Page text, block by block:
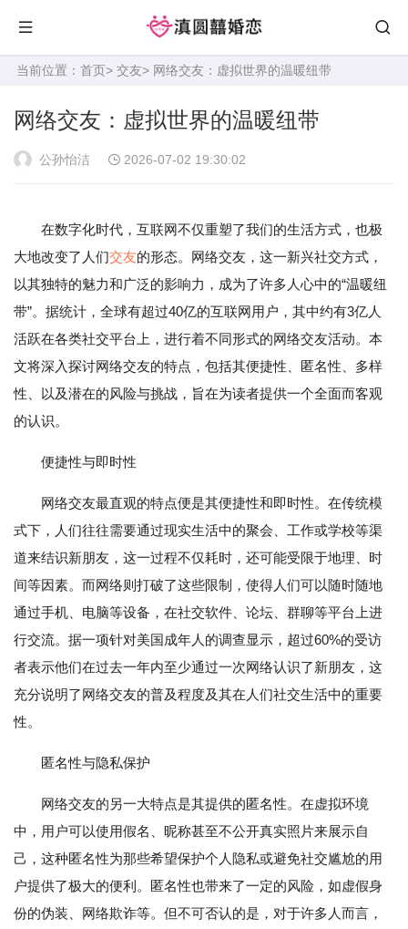
当前位置： 首页> 交友> 网络交友：虚拟世界的温暖纽带
网络交友：虚拟世界的温暖纽带
公孙怡洁 2026-07-02 19:30:02
在数字化时代，互联网不仅重塑了我们的生活方式，也极
大地改变了人们交友的形态。网络交友，这一新兴社交方式，
以其独特的魅力和广泛的影响力，成为了许多人心中的“温暖纽
带”。据统计，全球有超过40亿的互联网用户，其中约有3亿人
活跃在各类社交平台上，进行着不同形式的网络交友活动。本
文将深入探讨网络交友的特点，包括其便捷性、匿名性、多样
性、以及潜在的风险与挑战，旨在为读者提供一个全面而客观
的认识。
便捷性与即时性
网络交友最直观的特点便是其便捷性和即时性。在传统模
式下，人们往往需要通过现实生活中的聚会、工作或学校等渠
道来结识新朋友，这一过程不仅耗时，还可能受限于地理、时
间等因素。而网络则打破了这些限制，使得人们可以随时随地
通过手机、电脑等设备，在社交软件、论坛、群聊等平台上进
行交流。据一项针对美国成年人的调查显示，超过60%的受访
者表示他们在过去一年内至少通过一次网络认识了新朋友，这
充分说明了网络交友的普及程度及其在人们社交生活中的重要
性。
匿名性与隐私保护
网络交友的另一大特点是其提供的匿名性。在虚拟环境
中，用户可以使用假名、昵称甚至不公开真实照片来展示自
己，这种匿名性为那些希望保护个人隐私或避免社交尴尬的用
户提供了极大的便利。匿名性也带来了一定的风险，如虚假身
份的伪装、网络欺诈等。但不可否认的是，对于许多人而言，